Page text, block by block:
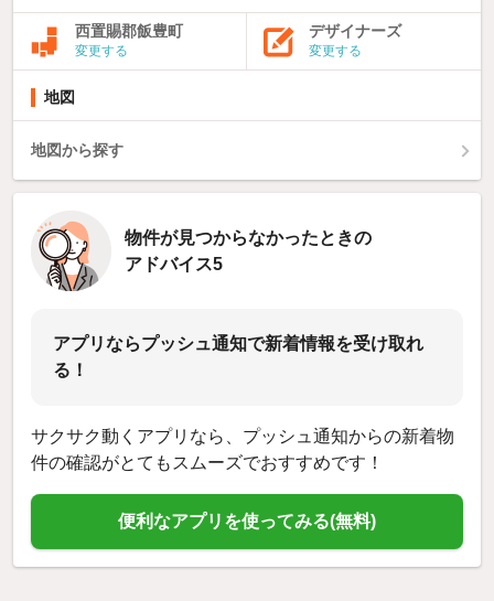
西置賜郡飯豊町
変更する
デザイナーズ
変更する
地図
地図から探す
物件が見つからなかったときの
アドバイス5
アプリならプッシュ通知で新着情報を受け取れ
る！
サクサク動くアプリなら、プッシュ通知からの新着物
件の確認がとてもスムーズでおすすめです！
便利なアプリを使ってみる(無料)